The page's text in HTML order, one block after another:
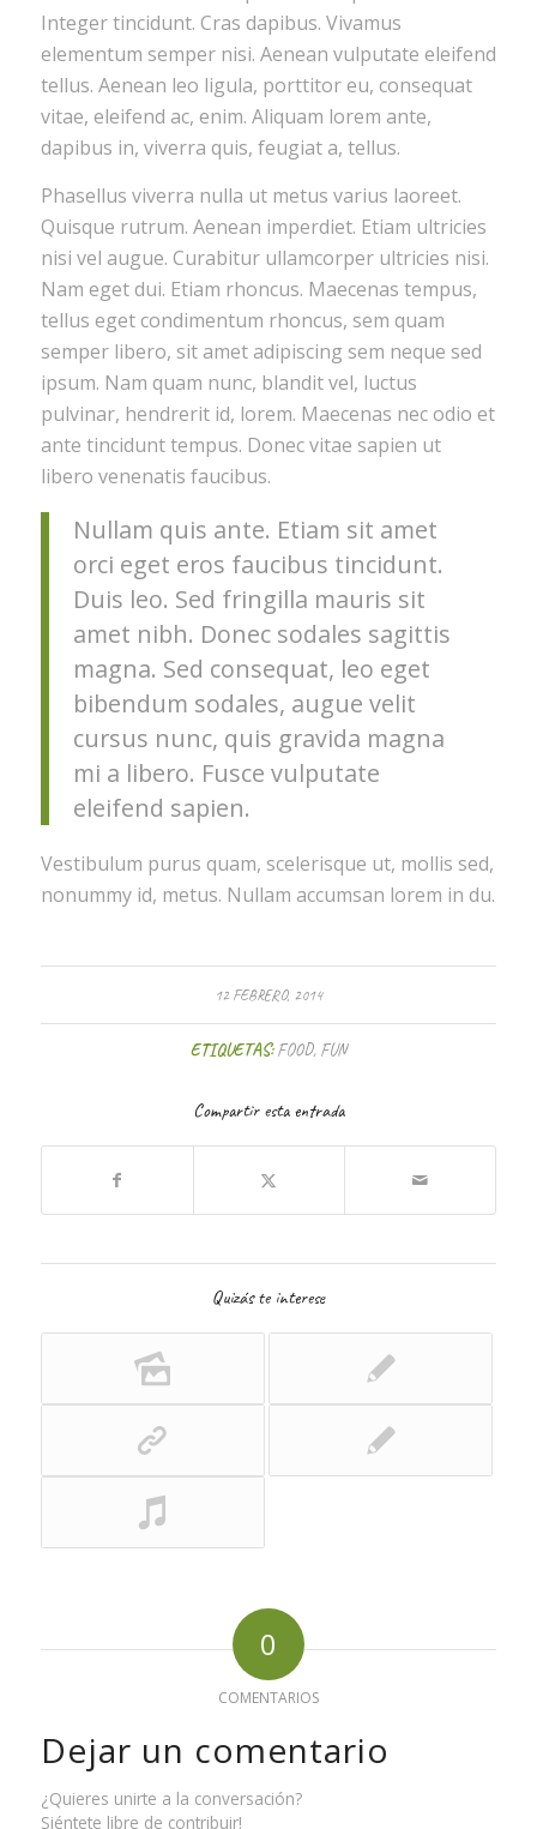
Integer tincidunt. Cras dapibus. Vivamus
elementum semper nisi. Aenean vulputate eleifend
tellus. Aenean leo ligula, porttitor eu, consequat
vitae, eleifend ac, enim. Aliquam lorem ante,
dapibus in, viverra quis, feugiat a, tellus.
Phasellus viverra nulla ut metus varius laoreet.
Quisque rutrum. Aenean imperdiet. Etiam ultricies
nisi vel augue. Curabitur ullamcorper ultricies nisi.
Nam eget dui. Etiam rhoncus. Maecenas tempus,
tellus eget condimentum rhoncus, sem quam
semper libero, sit amet adipiscing sem neque sed
ipsum. Nam quam nunc, blandit vel, luctus
pulvinar, hendrerit id, lorem. Maecenas nec odio et
ante tincidunt tempus. Donec vitae sapien ut
libero venenatis faucibus.
Nullam quis ante. Etiam sit amet
orci eget eros faucibus tincidunt.
Duis leo. Sed fringilla mauris sit
amet nibh. Donec sodales sagittis
magna. Sed consequat, leo eget
bibendum sodales, augue velit
cursus nunc, quis gravida magna
mi a libero. Fusce vulputate
eleifend sapien.
Vestibulum purus quam, scelerisque ut, mollis sed,
nonummy id, metus. Nullam accumsan lorem in du.
12 FEBRERO, 2014
ETIQUETAS: FOOD, FUN
Compartir esta entrada
Quizás te interese
0
COMENTARIOS
Dejar un comentario
¿Quieres unirte a la conversación?
Siéntete libre de contribuir!